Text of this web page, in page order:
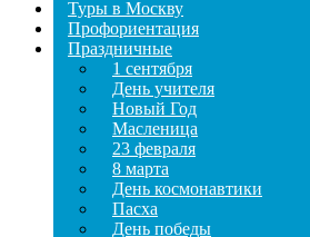
Туры в Москву
Профориентация
Праздничные
1 сентября
День учителя
Новый Год
Масленица
23 февраля
8 марта
День космонавтики
Пасха
День победы